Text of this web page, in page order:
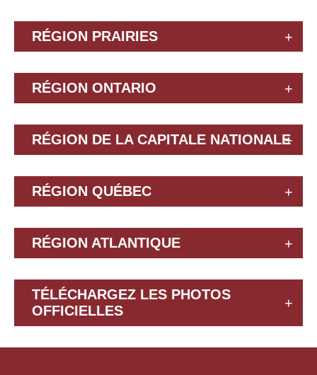
RÉGION PRAIRIES
RÉGION ONTARIO
RÉGION DE LA CAPITALE NATIONALE
RÉGION QUÉBEC
RÉGION ATLANTIQUE
TÉLÉCHARGEZ LES PHOTOS
OFFICIELLES